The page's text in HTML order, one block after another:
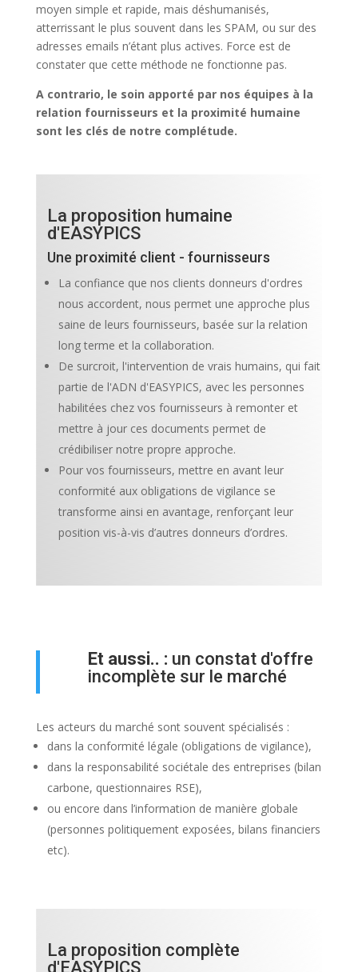
moyen simple et rapide, mais déshumanisés,
atterrissant le plus souvent dans les SPAM, ou sur des
adresses emails n’étant plus actives. Force est de
constater que cette méthode ne fonctionne pas.
A contrario, le soin apporté par nos équipes à la
relation fournisseurs et la proximité humaine
sont les clés de notre complétude.
La proposition humaine
d'EASYPICS
Une proximité client - fournisseurs
La confiance que nos clients donneurs d'ordres
nous accordent, nous permet une approche plus
saine de leurs fournisseurs, basée sur la relation
long terme et la collaboration.
De surcroit, l'intervention de vrais humains, qui fait
partie de l'ADN d'EASYPICS, avec les personnes
habilitées chez vos fournisseurs à remonter et
mettre à jour ces documents permet de
crédibiliser notre propre approche.
Pour vos fournisseurs, mettre en avant leur
conformité aux obligations de vigilance se
transforme ainsi en avantage, renforçant leur
position vis-à-vis d’autres donneurs d’ordres.
Et aussi.. : un constat d'offre
incomplète sur le marché
Les acteurs du marché sont souvent spécialisés :
dans la conformité légale (obligations de vigilance),
dans la responsabilité sociétale des entreprises (bilan
carbone, questionnaires RSE),
ou encore dans l’information de manière globale
(personnes politiquement exposées, bilans financiers
etc).
La proposition complète
d'EASYPICS